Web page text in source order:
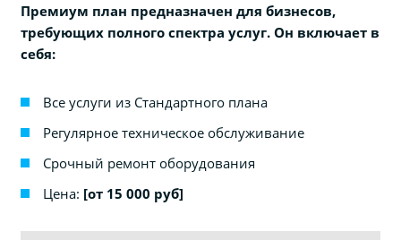
Премиум план предназначен для бизнесов,
требующих полного спектра услуг. Он включает в
себя:
Все услуги из Стандартного плана
Регулярное техническое обслуживание
Срочный ремонт оборудования
Цена: [от 15 000 руб]